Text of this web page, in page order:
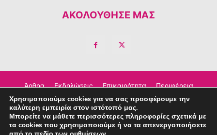
ΑΚΟΛΟΥΘΗΣΕ ΜΑΣ
Άρθρα Εκδηλώσεις Επικαιρότητα Περιφέρεια
Σχόλια Τέχνη – Πολιτισμός Διαφημιστείτε
Επικοινωνία
Χρησιμοποιούμε cookies για να σας προσφέρουμε την
καλύτερη εμπειρία στον ιστότοπό μας.
Μπορείτε να μάθετε περισσότερες πληροφορίες σχετικά με
τα cookies που χρησιμοποιούμε ή να τα απενεργοποιήσετε